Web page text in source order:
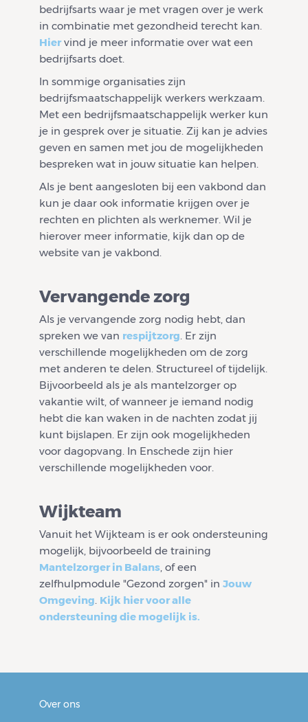
bedrijfsarts waar je met vragen over je werk
in combinatie met gezondheid terecht kan.
Hiervind je meer informatie over wat een
bedrijfsarts doet.
In sommige organisaties zijn
bedrijfsmaatschappelijk werkers werkzaam.
Met een bedrijfsmaatschappelijk werker kun
je in gesprek over je situatie. Zij kan je advies
geven en samen met jou de mogelijkheden
bespreken wat in jouw situatie kan helpen.
Als je bent aangesloten bij een vakbond dan
kun je daar ook informatie krijgen over je
rechten en plichten als werknemer. Wil je
hierover meer informatie, kijk dan op de
website van je vakbond.
Vervangende zorg
Als je vervangende zorg nodig hebt, dan
spreken we van respijtzorg . Er zijn
verschillende mogelijkheden om de zorg
met anderen te delen. Structureel of tijdelijk.
Bijvoorbeeld als je als mantelzorger op
vakantie wilt, of wanneer je iemand nodig
hebt die kan waken in de nachten zodat jij
kunt bijslapen. Er zijn ook mogelijkheden
voor dagopvang. In Enschede zijn hier
verschillende mogelijkheden voor.
Wijkteam
Vanuit het Wijkteam is er ook ondersteuning
mogelijk, bijvoorbeeld de training
Mantelzorger in Balans, of een
zelfhulpmodule "Gezond zorgen" in Jouw
Omgeving Kijk hier voor alle
ondersteuning die mogelijk is.
Over ons